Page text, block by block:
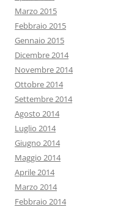
Marzo 2015
Febbraio 2015
Gennaio 2015
Dicembre 2014
Novembre 2014
Ottobre 2014
Settembre 2014
Agosto 2014
Luglio 2014
Giugno 2014
Maggio 2014
Aprile 2014
Marzo 2014
Febbraio 2014